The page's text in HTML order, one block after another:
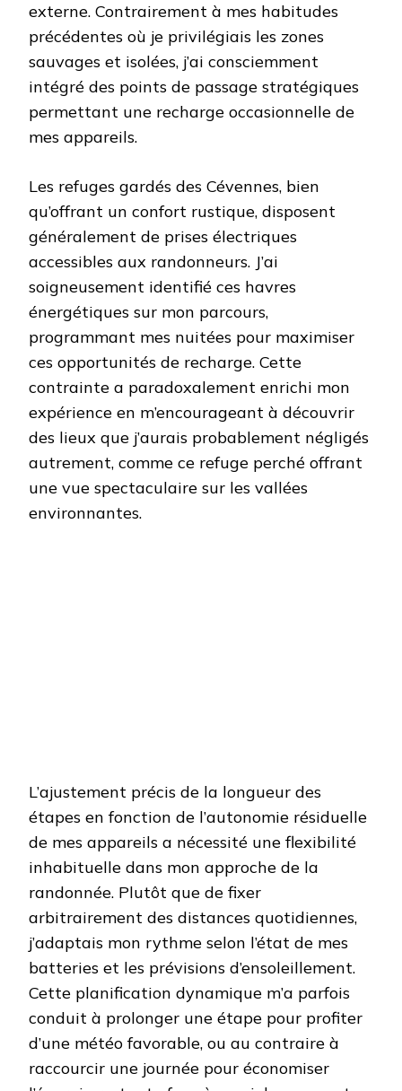
externe. Contrairement à mes habitudes
précédentes où je privilégiais les zones
sauvages et isolées, j’ai consciemment
intégré des points de passage stratégiques
permettant une recharge occasionnelle de
mes appareils.
Les refuges gardés des Cévennes, bien
qu’offrant un confort rustique, disposent
généralement de prises électriques
accessibles aux randonneurs. J’ai
soigneusement identifié ces havres
énergétiques sur mon parcours,
programmant mes nuitées pour maximiser
ces opportunités de recharge. Cette
contrainte a paradoxalement enrichi mon
expérience en m’encourageant à découvrir
des lieux que j’aurais probablement négligés
autrement, comme ce refuge perché offrant
une vue spectaculaire sur les vallées
environnantes.
L’ajustement précis de la longueur des
étapes en fonction de l’autonomie résiduelle
de mes appareils a nécessité une flexibilité
inhabituelle dans mon approche de la
randonnée. Plutôt que de fixer
arbitrairement des distances quotidiennes,
j’adaptais mon rythme selon l’état de mes
batteries et les prévisions d’ensoleillement.
Cette planification dynamique m’a parfois
conduit à prolonger une étape pour profiter
d’une météo favorable, ou au contraire à
raccourcir une journée pour économiser